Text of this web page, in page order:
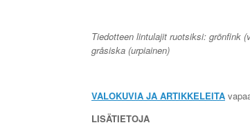
Tiedotteen lintulajit ruotsiksi: grönfink
gråsiska (urpiainen)
VALOKUVIA JA ARTIKKELEITA
LISÄTIETOJA